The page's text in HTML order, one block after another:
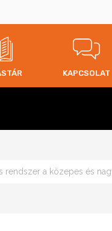
KAPCSOLAT
rendszer a közepes és